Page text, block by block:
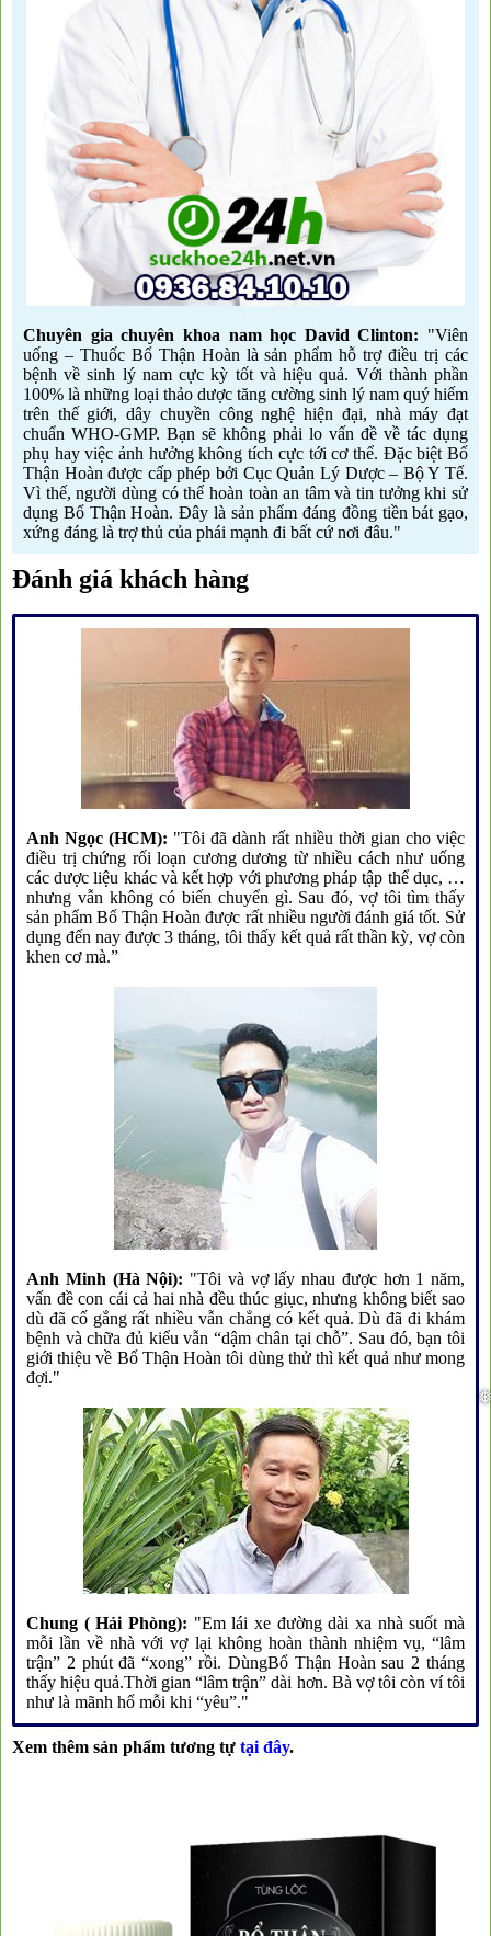
Chuyên gia chuyên khoa nam học David Clinton: "Viên
uống – Thuốc Bổ Thận Hoàn là sản phẩm hỗ trợ điều trị các
bệnh về sinh lý nam cực kỳ tốt và hiệu quả. Với thành phần
100% là những loại thảo dược tăng cường sinh lý nam quý hiếm
trên thế giới, dây chuyền công nghệ hiện đại, nhà máy đạt
chuẩn WHO-GMP. Bạn sẽ không phải lo vấn đề về tác dụng
phụ hay việc ảnh hưởng không tích cực tới cơ thể. Đặc biệt Bổ
Thận Hoàn được cấp phép bởi Cục Quản Lý Dược – Bộ Y Tế.
Vì thế, người dùng có thể hoàn toàn an tâm và tin tưởng khi sử
dụng Bổ Thận Hoàn. Đây là sản phẩm đáng đồng tiền bát gạo,
xứng đáng là trợ thủ của phái mạnh đi bất cứ nơi đâu."
Đánh giá khách hàng
Anh Ngọc (HCM): "Tôi đã dành rất nhiều thời gian cho việc
điều trị chứng rối loạn cương dương từ nhiều cách như uống
các dược liệu khác và kết hợp với phương pháp tập thể dục, …
nhưng vẫn không có biến chuyển gì. Sau đó, vợ tôi tìm thấy
sản phẩm Bổ Thận Hoàn được rất nhiều người đánh giá tốt. Sử
dụng đến nay được 3 tháng, tôi thấy kết quả rất thần kỳ, vợ còn
khen cơ mà.”
Anh Minh (Hà Nội): "Tôi và vợ lấy nhau được hơn 1 năm,
vấn đề con cái cả hai nhà đều thúc giục, nhưng không biết sao
dù đã cố gắng rất nhiều vẫn chẳng có kết quả. Dù đã đi khám
bệnh và chữa đủ kiểu vẫn “dậm chân tại chỗ”. Sau đó, bạn tôi
giới thiệu về Bổ Thận Hoàn tôi dùng thử thì kết quả như mong
đợi."
Chung ( Hải Phòng): "Em lái xe đường dài xa nhà suốt mà
mỗi lần về nhà với vợ lại không hoàn thành nhiệm vụ, “lâm
trận” 2 phút đã “xong” rồi. DùngBổ Thận Hoàn sau 2 tháng
thấy hiệu quả.Thời gian “lâm trận” dài hơn. Bà vợ tôi còn ví tôi
như là mãnh hổ mỗi khi “yêu”."
Xem thêm sản phẩm tương tự tại đây.